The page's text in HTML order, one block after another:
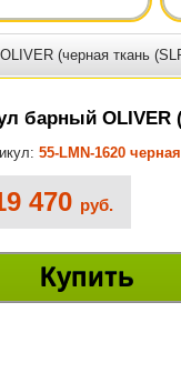
(черная ткань
барный OLIVER
55-LMN-1620
470 руб.
Купить